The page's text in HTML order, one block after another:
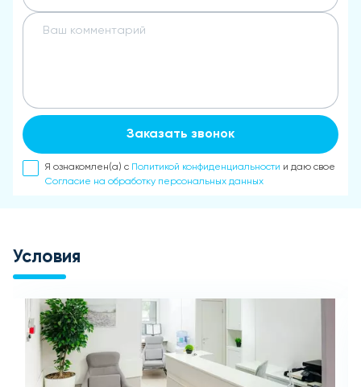
Заказать звонок
Я ознакомлен(а) с Политикой конфиденциальности и даю свое
Согласие на обработку персональных данных
Условия